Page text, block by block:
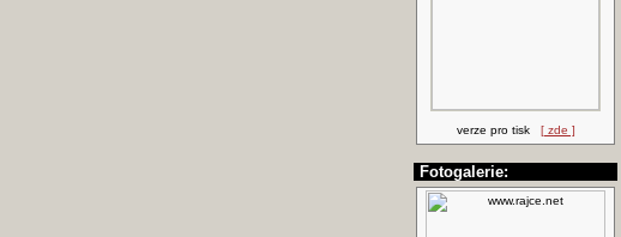
verze pro tisk [ zde ]
Fotogalerie: